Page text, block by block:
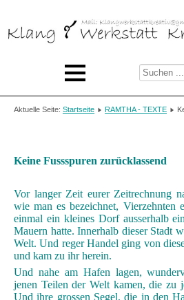
Aktuelle Seite: Startseite RAMTHA - TEXTE
Keine Fussspuren zurücklassend
Vor langer Zeit eurer Zeitrechnung
wie man es bezeichnet, Vierzehnten
einmal ein kleines Dorf ausserhalb
Mauern hatte. Innerhalb dieser Stadt
Welt. Und reger Handel ging von
und kam zu ihr herein.
Und nahe am Hafen lagen,
jenen Teilen der Welt kamen, die zu
Und ihre grossen Segel, die in den